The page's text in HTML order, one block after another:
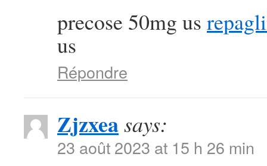
precose 50mg us
us
Répondre
Zjzxeasays:
23 août 2023 at 15 h 26 min